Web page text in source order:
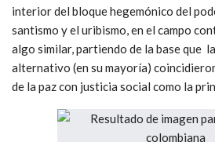
interior del bloque hegemónico del
santismo y el uribismo, en el campo
algo similar, partiendo de la base que
alternativo (en su mayoría)
de la paz con justicia social como la